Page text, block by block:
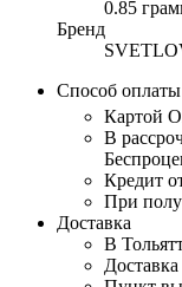
0.85
Бренд
Способ оплаты
Картой
В
Кредит
При
Доставка
В